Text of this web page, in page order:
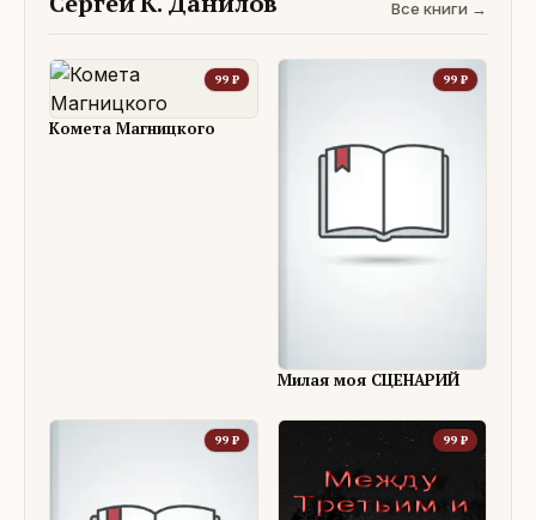
Все книги →
99 ₽
Комета Магницкого
99 ₽
Милая моя СЦЕНАРИЙ
99 ₽ 99 ₽